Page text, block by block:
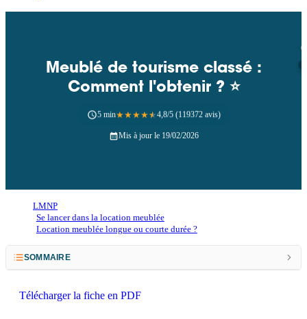
Meublé de tourisme classé :
Comment l'obtenir ? ⭐
5 min★★★★★4,8/5 (119372 avis)
Mis à jour le 19/02/2026
LMNP
Se lancer dans la location meublée
Location meublée longue ou courte durée ?
SOMMAIRE
Télécharger la fiche en PDF